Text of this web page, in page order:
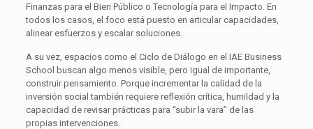
Finanzas para el Bien Público o Tecnología para el Impacto. En
todos los casos, el foco está puesto en articular capacidades,
alinear esfuerzos y escalar soluciones.
A su vez, espacios como el Ciclo de Diálogo en el IAE Business
School buscan algo menos visible, pero igual de importante,
construir pensamiento. Porque incrementar la calidad de la
inversión social también requiere reflexión crítica, humildad y la
capacidad de revisar prácticas para “subir la vara” de las
propias intervenciones.